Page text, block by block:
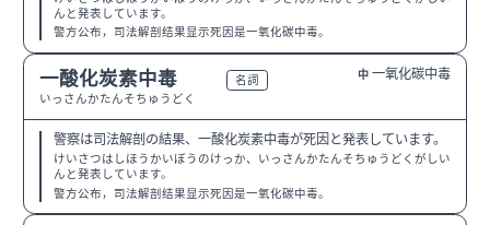
んと発表しています。
警方公布，司法解剖结果显示死因是一氧化碳中毒。
一酸化炭素中毒
いっさんかたんそちゅうどく
名詞 中 一氧化碳中毒
警察は司法解剖の結果、一酸化炭素中毒が死因と発表しています。
けいさつはしほうかいぼうのけっか、いっさんかたんそちゅうどくがしい
んと発表しています。
警方公布，司法解剖结果显示死因是一氧化碳中毒。